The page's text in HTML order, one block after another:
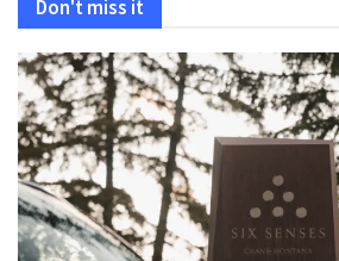
Don't miss it